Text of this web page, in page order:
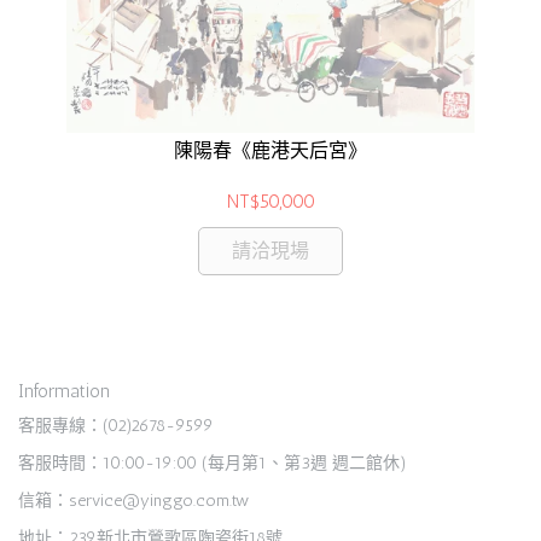
陳陽春《鹿港天后宮》
NT$50,000
請洽現場
Information
客服專線：(02)2678-9599
客服時間：10:00-19:00 (每月第1、第3週 週二館休)
信箱：service@yinggo.com.tw